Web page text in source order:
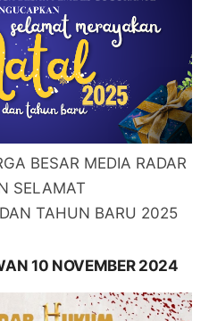
BESAR MEDIA RADAR
SELAMAT
TAHUN BARU 2025
10 NOVEMBER 2024